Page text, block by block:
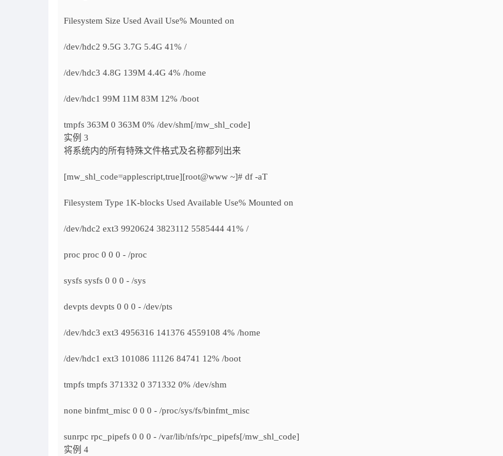
Filesystem Size Used Avail Use% Mounted on
/dev/hdc2 9.5G 3.7G 5.4G 41% /
/dev/hdc3 4.8G 139M 4.4G 4% /home
/dev/hdc1 99M 11M 83M 12% /boot
tmpfs 363M 0 363M 0% /dev/shm[/mw_shl_code]
实例 3
将系统内的所有特殊文件格式及名称都列出来
[mw_shl_code=applescript,true][root@www ~]# df -aT
Filesystem Type 1K-blocks Used Available Use% Mounted on
/dev/hdc2 ext3 9920624 3823112 5585444 41% /
proc proc 0 0 0 - /proc
sysfs sysfs 0 0 0 - /sys
devpts devpts 0 0 0 - /dev/pts
/dev/hdc3 ext3 4956316 141376 4559108 4% /home
/dev/hdc1 ext3 101086 11126 84741 12% /boot
tmpfs tmpfs 371332 0 371332 0% /dev/shm
none binfmt_misc 0 0 0 - /proc/sys/fs/binfmt_misc
sunrpc rpc_pipefs 0 0 0 - /var/lib/nfs/rpc_pipefs[/mw_shl_code]
实例 4